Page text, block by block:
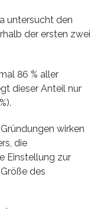
untersucht den
der ersten zwei
86 % aller
dieser Anteil nur
wirken
die
Einstellung zur
des